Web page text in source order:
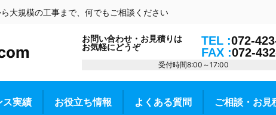
大規模の工事まで、何でもご相談ください
お問い合わせ・お見積りは
お気軽にどうぞ
TEL :072-
FAX :072-
受付時間8:00～17:00
ス実績 お役立ち情報 よくある質問 ご相談・お見